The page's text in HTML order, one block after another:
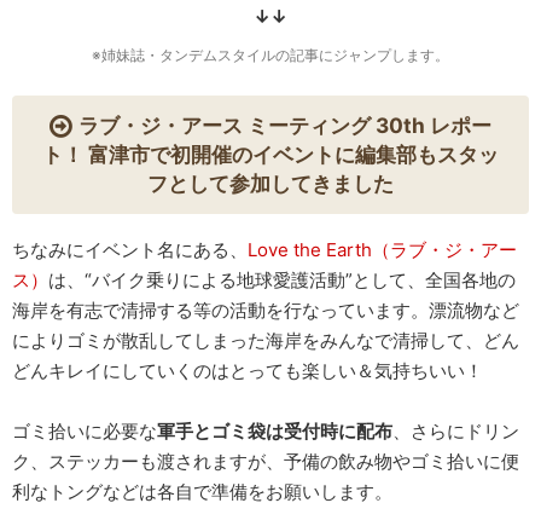
↓↓
※姉妹誌・タンデムスタイルの記事にジャンプします。
ラブ・ジ・アース ミーティング 30th レポー
ト！ 富津市で初開催のイベントに編集部もスタッ
フとして参加してきました
ちなみにイベント名にある、 Love the Earth（ラブ・ジ・アー
ス） は、“バイク乗りによる地球愛護活動”として、全国各地の
海岸を有志で清掃する等の活動を行なっています。漂流物など
によりゴミが散乱してしまった海岸をみんなで清掃して、どん
どんキレイにしていくのはとっても楽しい＆気持ちいい！
ゴミ拾いに必要な軍手とゴミ袋は受付時に配布、さらにドリン
ク、ステッカーも渡されますが、予備の飲み物やゴミ拾いに便
利なトングなどは各自で準備をお願いします。